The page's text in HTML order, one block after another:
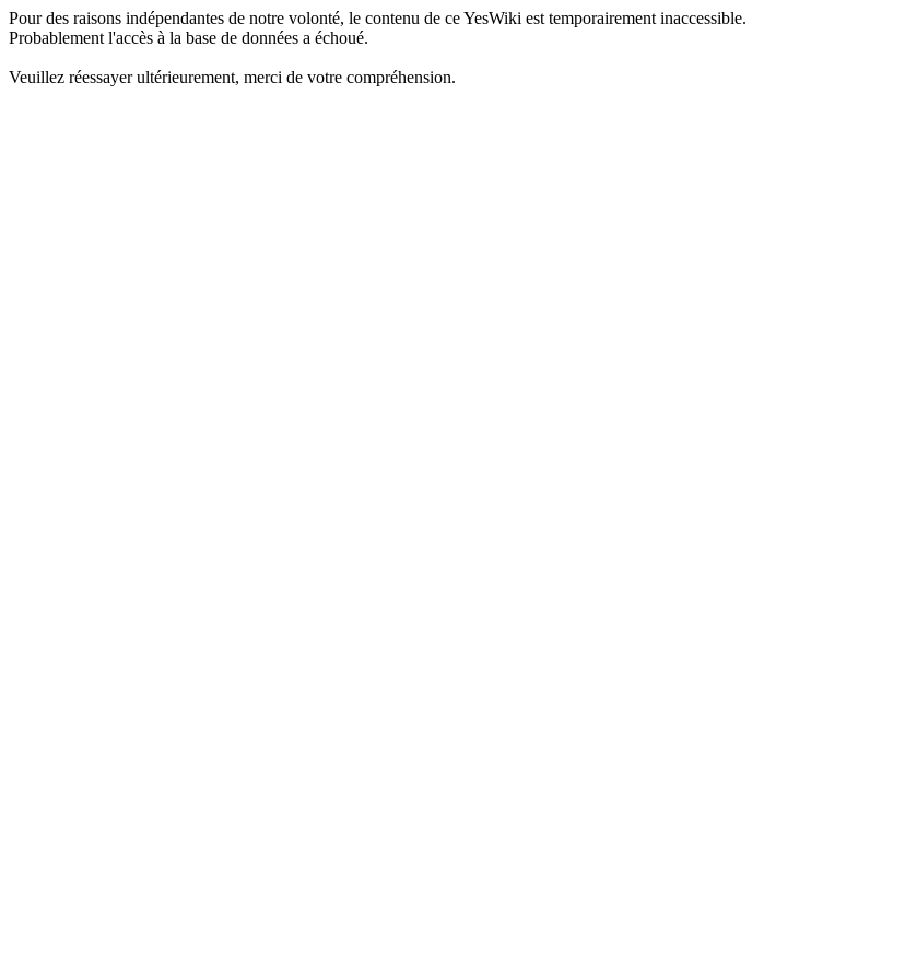
Pour des raisons indépendantes de notre volonté, le contenu de ce YesWiki est temporairement inaccessible.
Probablement l'accès à la base de données a échoué.
Veuillez réessayer ultérieurement, merci de votre compréhension.